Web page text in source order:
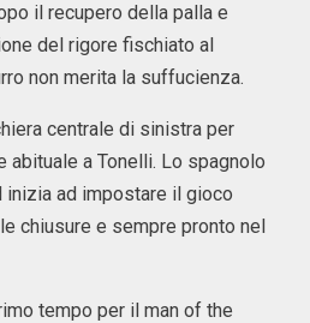
il recupero della palla e
del rigore fischiato al
non merita la suffucienza.
centrale di sinistra per
abituale a Tonelli. Lo spagnolo
ad impostare il gioco
chiusure e sempre pronto nel
tempo per il man of the